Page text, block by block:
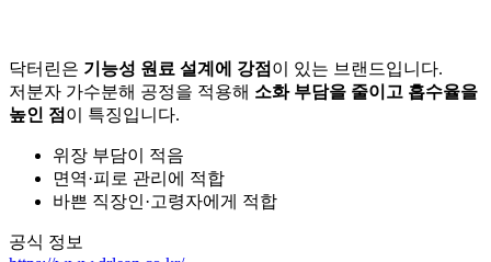
닥터린은 기능성 원료 설계에 강점 이 있는 브랜드입니다.
저분자 가수분해 공정을 적용해 소화 부담을 줄이고 흡수율을
높인 점 이 특징입니다.
위장 부담이 적음
면역·피로 관리에 적합
바쁜 직장인·고령자에게 적합
공식 정보